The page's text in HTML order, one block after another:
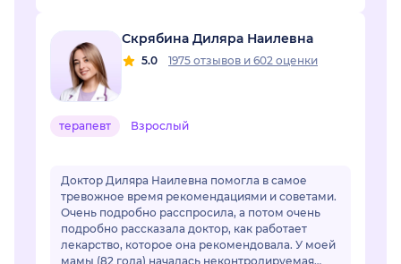
Скрябина Диляра Наилевна
5.0 1975 отзывов и 602 оценки
терапевт Взрослый
Доктор Диляра Наилевна помогла в самое
тревожное время рекомендациями и советами.
Очень подробно расспросила, а потом очень
подробно рассказала доктор, как работает
лекарство, которое она рекомендовала. У моей
мамы (82 года) началась неконтролируемая